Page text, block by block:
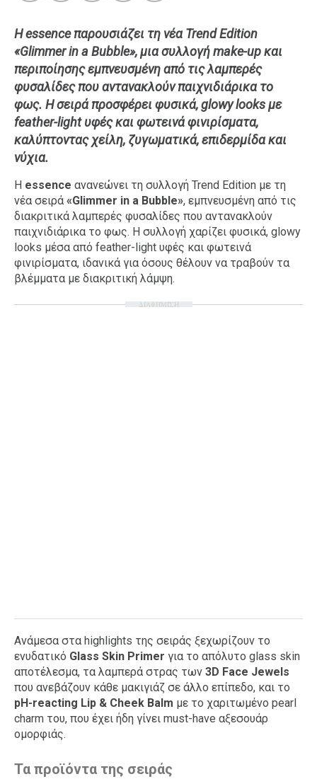
LIFE
Food
Body+Mind
Ταξίδια
Style
Σπίτι
Family
Σχέσεις
AGENDA
Agenda
Επιλογές
Εισιτήρια
Η essence παρουσιάζει τη νέα Trend Edition
«Glimmer in a Bubble», μια συλλογή make-up και
περιποίησης εμπνευσμένη από τις λαμπερές
φυσαλίδες που αντανακλούν παιχνιδιάρικα το
φως. Η σειρά προσφέρει φυσικά, glowy looks με
feather-light υφές και φωτεινά φινιρίσματα,
καλύπτοντας χείλη, ζυγωματικά, επιδερμίδα και
νύχια.
Η essence ανανεώνει τη συλλογή Trend Edition με τη
νέα σειρά «Glimmer in a Bubble», εμπνευσμένη από τις
διακριτικά λαμπερές φυσαλίδες που αντανακλούν
παιχνιδιάρικα το φως. Η συλλογή χαρίζει φυσικά, glowy
looks μέσα από feather-light υφές και φωτεινά
φινιρίσματα, ιδανικά για όσους θέλουν να τραβούν τα
βλέμματα με διακριτική λάμψη.
ΔΙΑΦΗΜΙΣΗ
Ανάμεσα στα highlights της σειράς ξεχωρίζουν το
ενυδατικό Glass Skin Primer για το απόλυτο glass skin
αποτέλεσμα, τα λαμπερά στρας των 3D Face Jewels
που ανεβάζουν κάθε μακιγιάζ σε άλλο επίπεδο, και το
pH-reacting Lip & Cheek Balm με το χαριτωμένο pearl
charm του, που έχει ήδη γίνει must-have αξεσουάρ
ομορφιάς.
Τα προϊόντα της σειράς